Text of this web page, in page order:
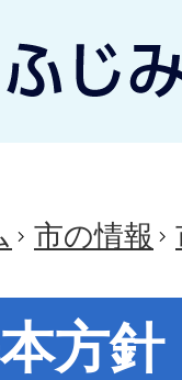
市の情報
方針